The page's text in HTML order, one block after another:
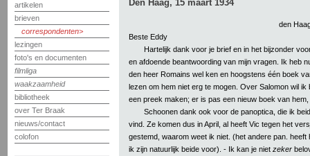
artikelen
brieven
correspondenten
lezingen
foto's en documenten
filmliga
waakzaamheid
bibliotheek
over Ter Braak
nieuws/contact
colofon
Den Haag, 15 maart 1934
den
Beste Eddy
Hartelijk dank voor je brief en in het bijzonder
en afdoende beantwoording van mijn vragen. Ik heb
den heer Romains wel ken en hoogstens één boek
lezen om hem niet erg te mogen. Over Salomon wil ik
een preek maken; er is pas een nieuw boek van hem,
Schoonen dank ook voor de panoptica, die ik
vind. Ze komen dus in April, al heeft Vic tegen het
gestemd, waarom weet ik niet. (het andere pan. heeft
ik zijn natuurlijk beide voor). - Ik kan je niet zeker